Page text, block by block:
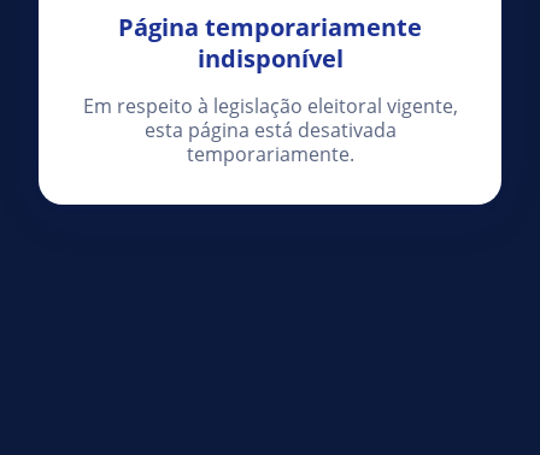
Página temporariamente
indisponível
Em respeito à legislação eleitoral vigente,
esta página está desativada
temporariamente.